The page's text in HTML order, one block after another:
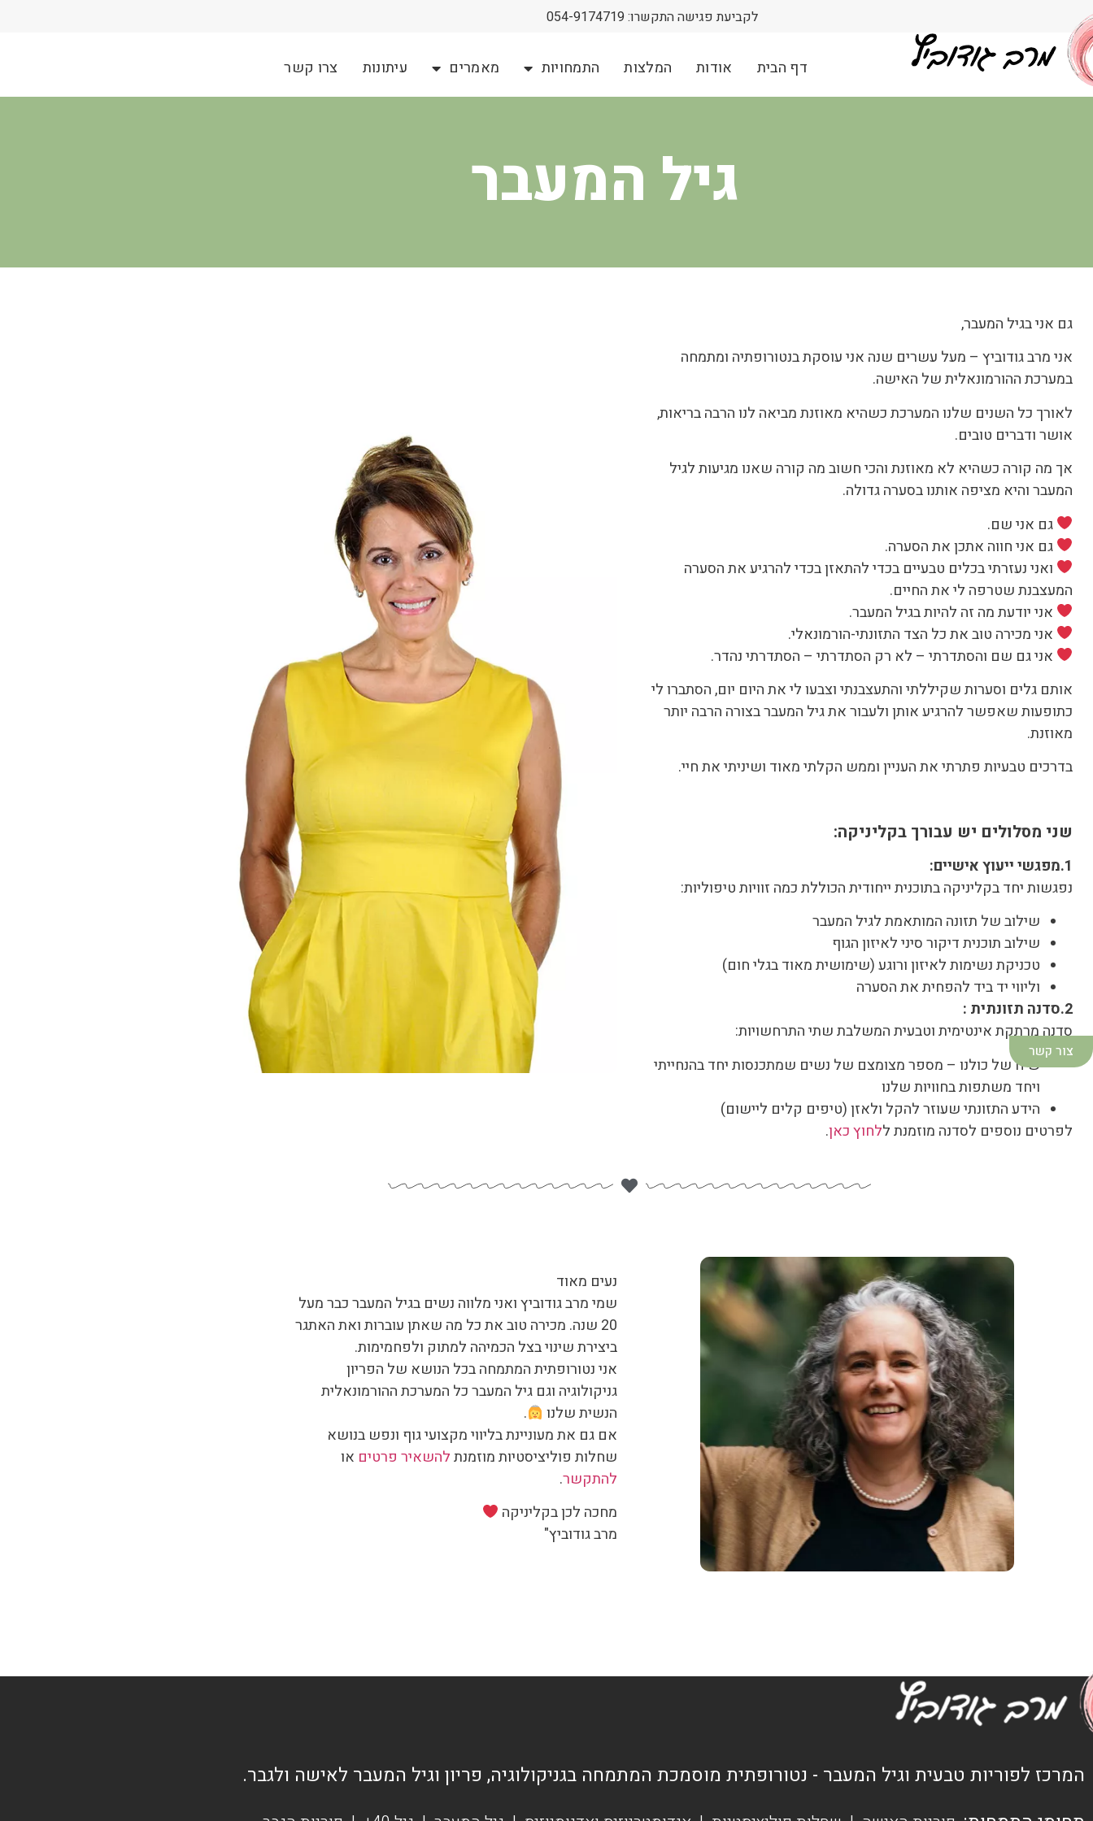
לקביעת פגישה התקשרו: 054-9174719
דף הבית אודות המלצות התמחויות מאמרים עיתונות צרו קשר
צור קשר
גיל המעבר
גם אני בגיל המעבר,
אני מרב גודוביץ – מעל עשרים שנה אני עוסקת בנטורופתיה ומתמחה
במערכת ההורמונאלית של האישה.
לאורך כל השנים שלנו המערכת כשהיא מאוזנת מביאה לנו הרבה בריאות,
אושר ודברים טובים.
אך מה קורה כשהיא לא מאוזנת והכי חשוב מה קורה שאנו מגיעות לגיל
המעבר והיא מציפה אותנו בסערה גדולה.
גם אני שם.
גם אני חווה אתכן את הסערה.
ואני נעזרתי בכלים טבעיים בכדי להתאזן בכדי להרגיע את הסערה
המעצבנת שטרפה לי את החיים.
אני יודעת מה זה להיות בגיל המעבר.
אני מכירה טוב את כל הצד התזונתי-הורמונאלי.
אני גם שם והסתדרתי – לא רק הסתדרתי – הסתדרתי נהדר.
אותם גלים וסערות שקיללתי והתעצבנתי וצבעו לי את היום יום, הסתברו לי
כתופעות שאפשר להרגיע אותן ולעבור את גיל המעבר בצורה הרבה יותר
מאוזנת.
בדרכים טבעיות פתרתי את העניין וממש הקלתי מאוד ושיניתי את חיי.
שני מסלולים יש עבורך בקליניקה:
1.מפגשי ייעוץ אישיים:
נפגשות יחד בקליניקה בתוכנית ייחודית הכוללת כמה זוויות טיפוליות:
שילוב של תזונה המותאמת לגיל המעבר
שילוב תוכנית דיקור סיני לאיזון הגוף
טכניקת נשימות לאיזון ורוגע (שימושית מאוד בגלי חום)
וליווי יד ביד להפחית את הסערה
2.סדנה תזונתית :
סדנה מרתקת אינטימית וטבעית המשלבת שתי התרחשויות:
שיח של כולנו – מספר מצומצם של נשים שמתכנסות יחד בהנחייתי
ויחד משתפות בחוויות שלנו
הידע התזונתי שעוזר להקל ולאזן (טיפים קלים ליישום)
לפרטים נוספים לסדנה מוזמנת ללחוץ כאן.
נעים מאוד
שמי מרב גודוביץ ואני מלווה נשים בגיל המעבר כבר מעל
20 שנה. מכירה טוב את כל מה שאתן עוברות ואת האתגר
ביצירת שינוי בצל הכמיהה למתוק ולפחמימות.
אני נטורופתית המתמחה בכל הנושא של הפריון
גניקולוגיה וגם גיל המעבר כל המערכת ההורמונאלית
הנשית שלנו
.
אם גם את מעוניינת בליווי מקצועי גוף ונפש בנושא
שחלות פוליציסטיות מוזמנתלהשאיר פרטים או
להתקשר.
מחכה לכן בקליניקה
מרב גודוביץ"
המרכז לפוריות טבעית וגיל המעבר - נטורופתית מוסמכת המתמחה בגניקולוגיה, פריון וגיל המעבר לאישה ולגבר.